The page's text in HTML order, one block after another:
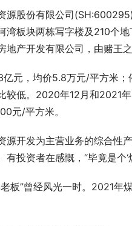
源股份有限公司
湾板块两栋写字楼及210个
地产开发有限公司，由赌王
元，均价5.8万元/平方米
较低。2020年12月和2021
元/平方米。
源开发为主营业务的综合性
投资者在感慨，“毕竟是个
板”曾经风光一时。2021年